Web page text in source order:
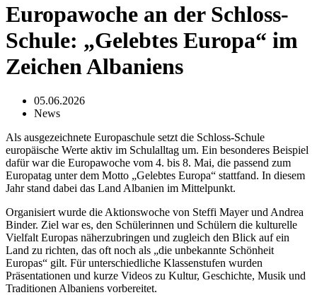
Europawoche an der Schloss-
Schule: „Gelebtes Europa“ im
Zeichen Albaniens
05.06.2026
News
Als ausgezeichnete Europaschule setzt die Schloss-Schule
europäische Werte aktiv im Schulalltag um. Ein besonderes Beispiel
dafür war die Europawoche vom 4. bis 8. Mai, die passend zum
Europatag unter dem Motto „Gelebtes Europa“ stattfand. In diesem
Jahr stand dabei das Land Albanien im Mittelpunkt.
Organisiert wurde die Aktionswoche von Steffi Mayer und Andrea
Binder. Ziel war es, den Schülerinnen und Schülern die kulturelle
Vielfalt Europas näherzubringen und zugleich den Blick auf ein
Land zu richten, das oft noch als „die unbekannte Schönheit
Europas“ gilt. Für unterschiedliche Klassenstufen wurden
Präsentationen und kurze Videos zu Kultur, Geschichte, Musik und
Traditionen Albaniens vorbereitet.